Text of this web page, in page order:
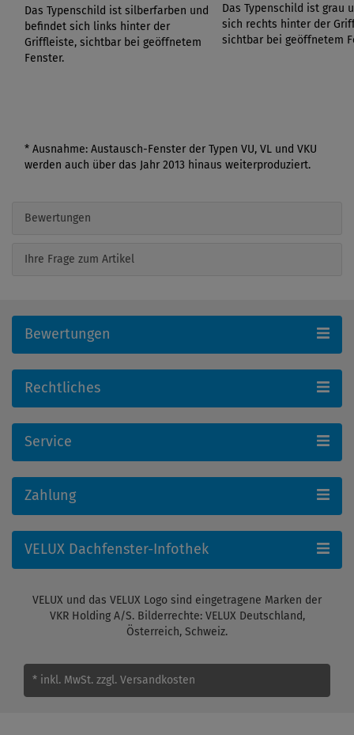
Das Typenschild ist silberfarben und
befindet sich links hinter der
Griffleiste, sichtbar bei geöffnetem
Fenster.
Das Typenschild ist grau
sich rechts hinter der
sichtbar bei geöffnetem
* Ausnahme: Austausch-Fenster der Typen VU, VL und VKU
werden auch über das Jahr 2013 hinaus weiterproduziert.
Bewertungen
Ihre Frage zum Artikel
Bewertungen
Rechtliches
Service
Zahlung
VELUX Dachfenster-Infothek
VELUX und das VELUX Logo sind eingetragene Marken der
VKR Holding A/S. Bilderrechte: VELUX Deutschland,
Österreich, Schweiz.
* inkl. MwSt. zzgl. Versandkosten